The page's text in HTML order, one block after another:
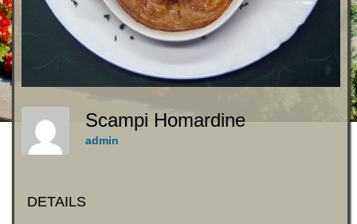
Scampi Homardine
admin
DETAILS